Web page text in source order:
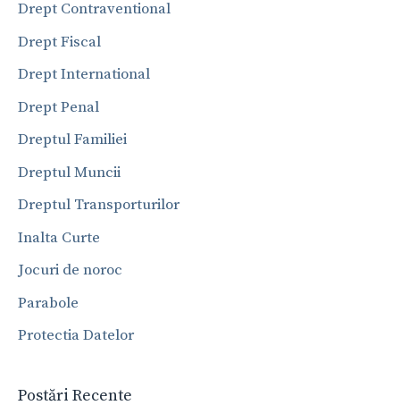
Drept Contraventional
Drept Fiscal
Drept International
Drept Penal
Dreptul Familiei
Dreptul Muncii
Dreptul Transporturilor
Inalta Curte
Jocuri de noroc
Parabole
Protectia Datelor
Postări Recente